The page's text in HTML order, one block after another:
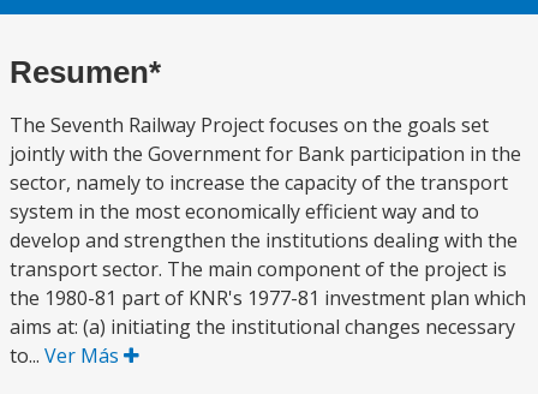
Resumen*
The Seventh Railway Project focuses on the goals set
jointly with the Government for Bank participation in the
sector, namely to increase the capacity of the transport
system in the most economically efficient way and to
develop and strengthen the institutions dealing with the
transport sector. The main component of the project is
the 1980-81 part of KNR's 1977-81 investment plan which
aims at: (a) initiating the institutional changes necessary
to... Ver Más